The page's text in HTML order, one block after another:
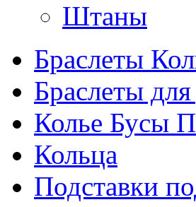
Штаны
Браслеты
Браслеты
Колье Бусы
Кольца
Подставки